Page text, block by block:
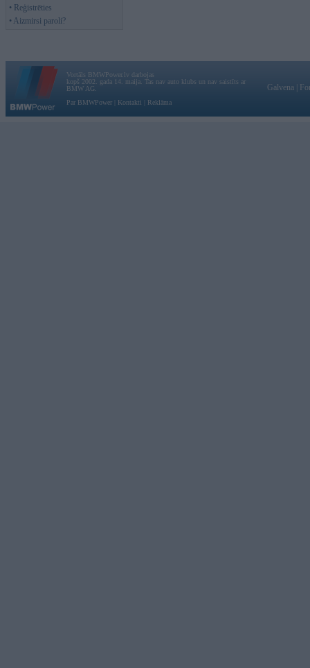
• Reģistrēties
• Aizmirsi paroli?
Vortāls BMWPower.lv darbojas
kopš 2002. gada 14. maija. Tas nav auto klubs un nav saistīts ar
BMW AG.
Par BMWPower
Kontakti Reklāma
Galvena